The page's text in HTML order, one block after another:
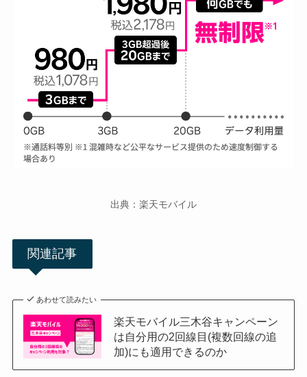
出典：楽天モバイル
関連記事
あわせて読みたい
楽天モバイル三木谷キャンペーン
は自分用の2回線目(複数回線の追
加)にも適用できるのか